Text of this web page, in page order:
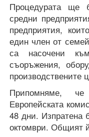
Процедурата ще
средни
предприятия,
един член от
са насочени
съоръжения,
производствените
Припомняме,
Европейската
48 дни. Изпратена
октомври. Общият